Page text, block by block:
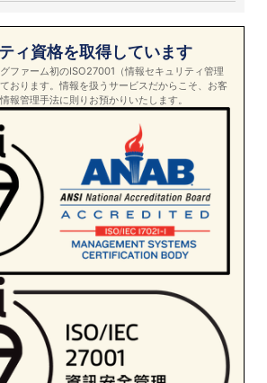
ィ資格を取得しています
ファーム初のISO27001（情報セキュリティ管理
おります。情報を扱うサービスだからこそ、お客
報管理手法に則りお預かりいたします。